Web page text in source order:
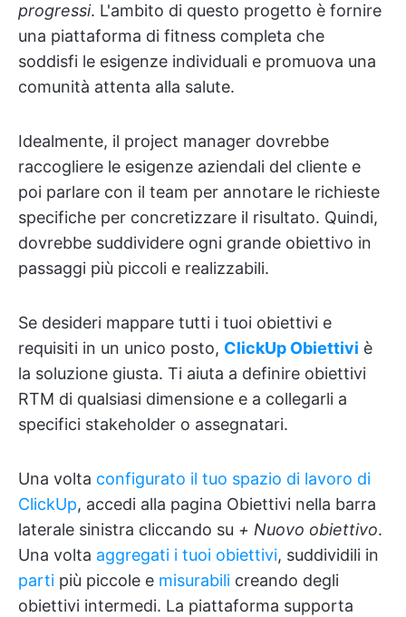
progressi. L'ambito di questo progetto è fornire
una piattaforma di fitness completa che
soddisfi le esigenze individuali e promuova una
comunità attenta alla salute.
Idealmente, il project manager dovrebbe
raccogliere le esigenze aziendali del cliente e
poi parlare con il team per annotare le richieste
specifiche per concretizzare il risultato. Quindi,
dovrebbe suddividere ogni grande obiettivo in
passaggi più piccoli e realizzabili.
Se desideri mappare tutti i tuoi obiettivi e
requisiti in un unico posto, ClickUp Obiettivi è
la soluzione giusta. Ti aiuta a definire obiettivi
RTM di qualsiasi dimensione e a collegarli a
specifici stakeholder o assegnatari.
Una volta configurato il tuo spazio di lavoro di
ClickUp, accedi alla pagina Obiettivi nella barra
laterale sinistra cliccando su + Nuovo obiettivo.
Una volta aggregati i tuoi obiettivi, suddividili in
parti più piccole e misurabili creando degli
obiettivi intermedi. La piattaforma supporta